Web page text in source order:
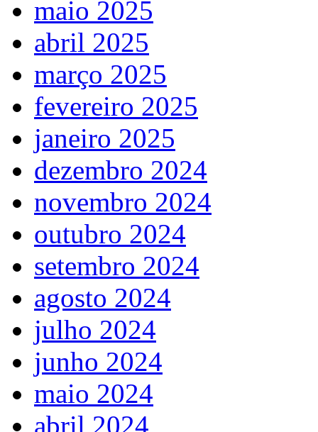
maio 2025
abril 2025
março 2025
fevereiro 2025
janeiro 2025
dezembro 2024
novembro 2024
outubro 2024
setembro 2024
agosto 2024
julho 2024
junho 2024
maio 2024
abril 2024